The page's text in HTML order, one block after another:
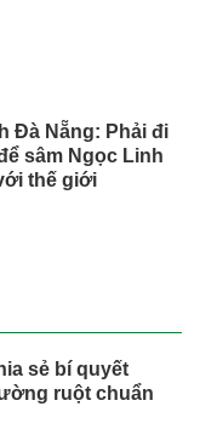
Đà Nẵng: Phải đi
sâm Ngọc Linh
thế giới
sẻ bí quyết
ruột chuẩn